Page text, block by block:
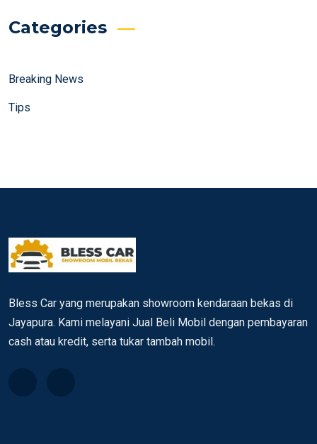
Categories
Breaking News
Tips
Bless Car yang merupakan showroom kendaraan bekas di
Jayapura. Kami melayani Jual Beli Mobil dengan pembayaran
cash atau kredit, serta tukar tambah mobil.